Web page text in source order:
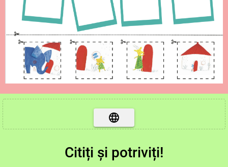
Citiți și potriviți!